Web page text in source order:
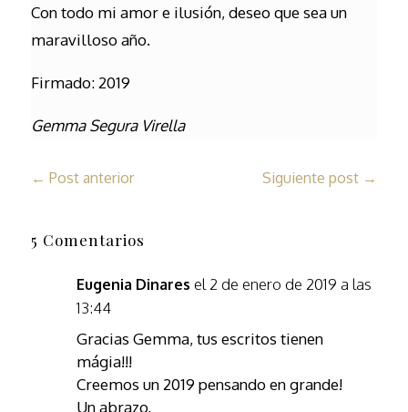
Con todo mi amor e ilusión, deseo que sea un
maravilloso año.
Firmado: 2019
Gemma Segura Virella
← Post anterior Siguiente post →
5 Comentarios
Eugenia Dinares el 2 de enero de 2019 a las
13:44
Gracias Gemma, tus escritos tienen
mágia!!!
Creemos un 2019 pensando en grande!
Un abrazo,